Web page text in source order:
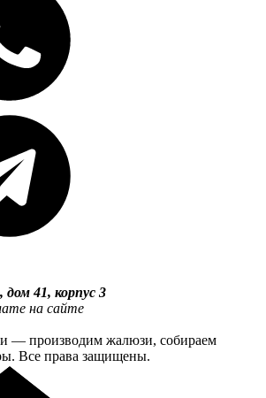
дом 41, корпус 3
на сайте
— производим жалюзи, собираем
Все права защищены.